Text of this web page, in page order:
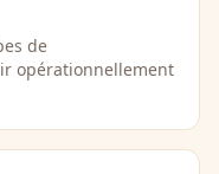
de
opérationnellement